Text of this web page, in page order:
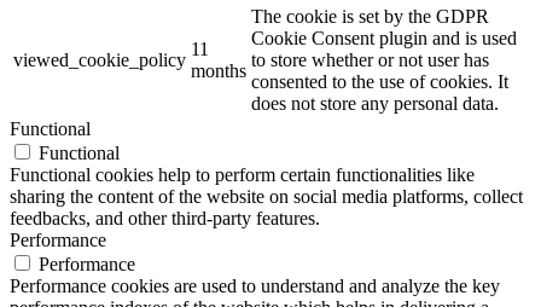
viewed_cookie_policy
11
months
The cookie is set by the GDPR
Cookie Consent plugin and is used
to store whether or not user has
consented to the use of cookies. It
does not store any personal data.
Functional
Functional
Functional cookies help to perform certain functionalities like
sharing the content of the website on social media platforms, collect
feedbacks, and other third-party features.
Performance
Performance
Performance cookies are used to understand and analyze the key